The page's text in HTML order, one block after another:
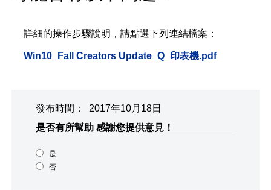
詳細的操作步驟說明，請點選下列連結檔案：
Win10_Fall Creators Update_Q_印表機.pdf
發布時間： 2017年10月18日
是否有所幫助 感謝您提供意見！
是
否